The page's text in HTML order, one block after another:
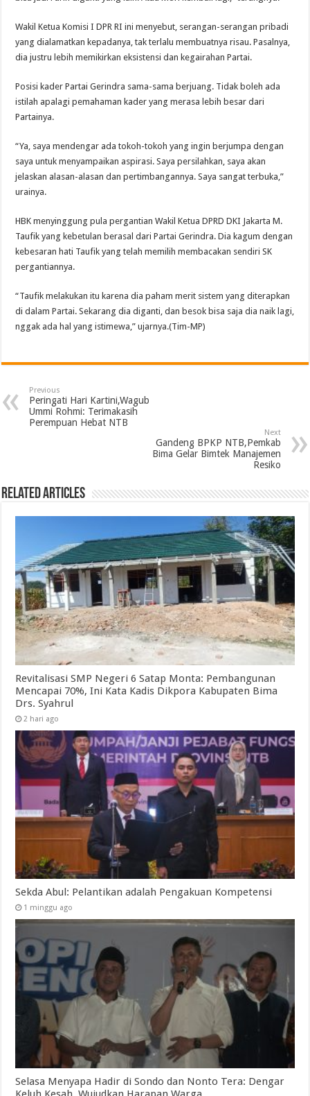
Wakil Ketua Komisi I DPR RI ini menyebut, serangan-serangan pribadi
yang dialamatkan kepadanya, tak terlalu membuatnya risau. Pasalnya,
dia justru lebih memikirkan eksistensi dan kegairahan Partai.
Posisi kader Partai Gerindra sama-sama berjuang. Tidak boleh ada
istilah apalagi pemahaman kader yang merasa lebih besar dari
Partainya.
“Ya, saya mendengar ada tokoh-tokoh yang ingin berjumpa dengan
saya untuk menyampaikan aspirasi. Saya persilahkan, saya akan
jelaskan alasan-alasan dan pertimbangannya. Saya sangat terbuka,”
urainya.
HBK menyinggung pula pergantian Wakil Ketua DPRD DKI Jakarta M.
Taufik yang kebetulan berasal dari Partai Gerindra. Dia kagum dengan
kebesaran hati Taufik yang telah memilih membacakan sendiri SK
pergantiannya.
“Taufik melakukan itu karena dia paham merit sistem yang diterapkan
di dalam Partai. Sekarang dia diganti, dan besok bisa saja dia naik lagi,
nggak ada hal yang istimewa,” ujarnya.(Tim-MP)
Previous
Peringati Hari Kartini,Wagub
Ummi Rohmi: Terimakasih
Perempuan Hebat NTB
Next
Gandeng BPKP NTB,Pemkab
Bima Gelar Bimtek Manajemen
Resiko
Related Articles
Revitalisasi SMP Negeri 6 Satap Monta: Pembangunan
Mencapai 70%, Ini Kata Kadis Dikpora Kabupaten Bima
Drs. Syahrul
2 hari ago
Sekda Abul: Pelantikan adalah Pengakuan Kompetensi
1 minggu ago
Selasa Menyapa Hadir di Sondo dan Nonto Tera: Dengar